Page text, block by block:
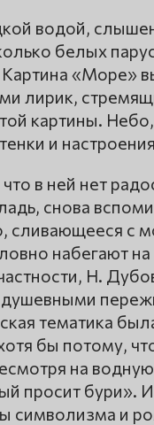
водой,
белых
Картина «Море»
лирик,
картины.
и
в ней нет
снова
сливающееся с
набегают
Н.
тематика
бы потому,
на
просит бури».
символизма и